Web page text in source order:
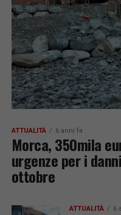
ATTUALITÀ 6 anni fa
Morca, 350mila
urgenze per i
ottobre
ATTUALITÀ 6